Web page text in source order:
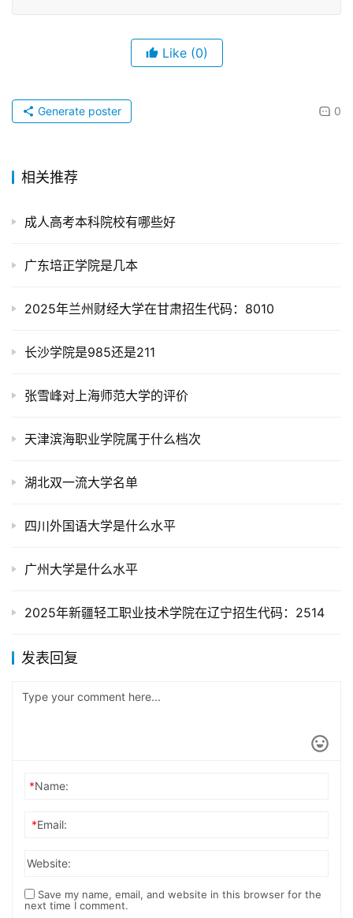
Like (0)
0
Generate poster
相关推荐
成人高考本科院校有哪些好
广东培正学院是几本
2025年兰州财经大学在甘肃招生代码：8010
长沙学院是985还是211
张雪峰对上海师范大学的评价
天津滨海职业学院属于什么档次
湖北双一流大学名单
四川外国语大学是什么水平
广州大学是什么水平
2025年新疆轻工职业技术学院在辽宁招生代码：2514
发表回复
*Name:
*Email:
Website:
Save my name, email, and website in this browser for the
next time I comment.